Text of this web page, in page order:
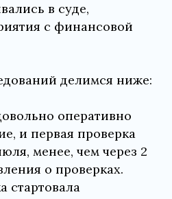
в суде,
с финансовой
делимся ниже:
оперативно
и первая проверка
менее, чем через 2
о проверках.
стартовала